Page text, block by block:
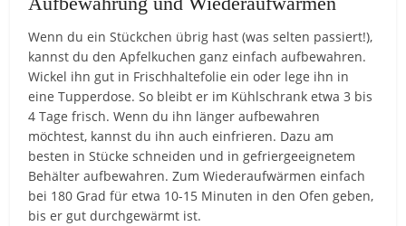
Wenn du ein Stückchen übrig hast (was selten passiert!),
kannst du den Apfelkuchen ganz einfach aufbewahren.
Wickel ihn gut in Frischhaltefolie ein oder lege ihn in
eine Tupperdose. So bleibt er im Kühlschrank etwa 3 bis
4 Tage frisch. Wenn du ihn länger aufbewahren
möchtest, kannst du ihn auch einfrieren. Dazu am
besten in Stücke schneiden und in gefriergeeignetem
Behälter aufbewahren. Zum Wiederaufwärmen einfach
bei 180 Grad für etwa 10-15 Minuten in den Ofen geben,
bis er gut durchgewärmt ist.